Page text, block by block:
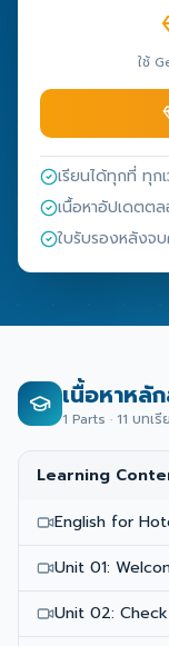
ใช้
เรียนได้ทุกที่ ทุก
เนื้อหาอัปเดตต
ใบรับรองหลังจ
เนื้อหาหลั
1 Parts · 11 บทเรี
Learning
English for
Unit 01:
Unit 02: